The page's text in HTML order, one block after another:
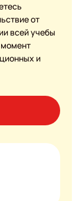
от
всей учебы
и